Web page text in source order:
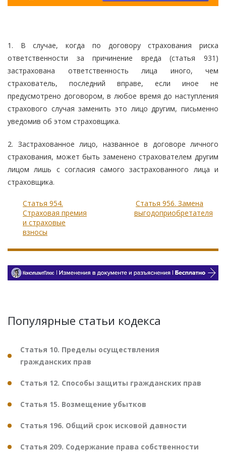
1. В случае, когда по договору страхования риска
ответственности за причинение вреда (статья 931)
застрахована ответственность лица иного, чем
страхователь, последний вправе, если иное не
предусмотрено договором, в любое время до наступления
страхового случая заменить это лицо другим, письменно
уведомив об этом страховщика.
2. Застрахованное лицо, названное в договоре личного
страхования, может быть заменено страхователем другим
лицом лишь с согласия самого застрахованного лица и
страховщика.
Статья 954.
Страховая премия
и страховые
взносы
Статья 956. Замена
выгодоприобретателя
Популярные статьи кодекса
Статья 10. Пределы осуществления
гражданских прав
Статья 12. Способы защиты гражданских прав
Статья 15. Возмещение убытков
Статья 196. Общий срок исковой давности
Статья 209. Содержание права собственности